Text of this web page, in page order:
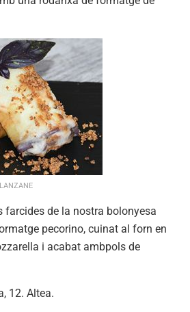
farcides de la nostra bolonyesa
pecorino, cuinat al forn en
i acabat ambpols de
12. Altea.